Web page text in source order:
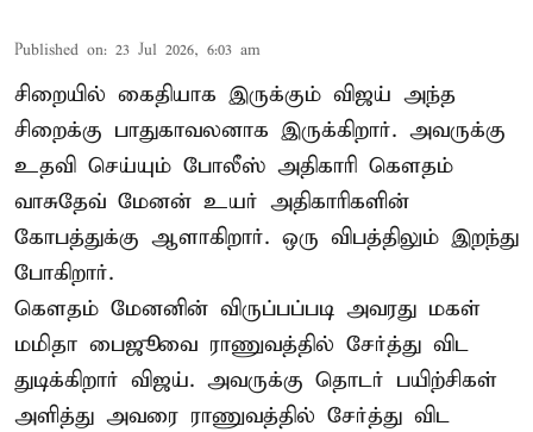
Published on: 23 Jul 2026, 6:03 am
சிறையில் கைதியாக இருக்கும் விஜய் அந்த
சிறைக்கு பாதுகாவலனாக இருக்கிறார். அவருக்கு
உதவி செய்யும் போலீஸ் அதிகாரி கௌதம்
வாசுதேவ் மேனன் உயர் அதிகாரிகளின்
கோபத்துக்கு ஆளாகிறார். ஒரு விபத்திலும் இறந்து
போகிறார்.
கௌதம் மேனனின் விருப்பப்படி அவரது மகள்
மமிதா பைஜூவை ராணுவத்தில் சேர்த்து விட
துடிக்கிறார் விஜய். அவருக்கு தொடர் பயிற்சிகள்
அளித்து அவரை ராணுவத்தில் சேர்த்து விட